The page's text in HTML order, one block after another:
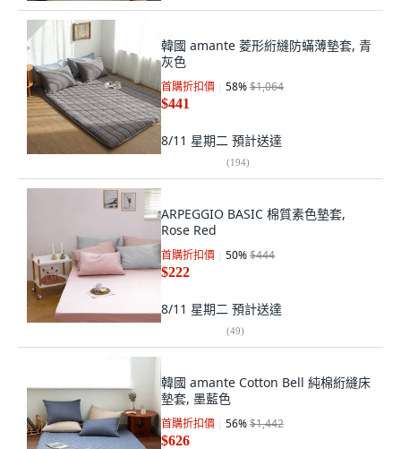
韓國 amante 菱形絎縫防蟎薄墊套, 青
灰色
首購折扣價 58%$1,064
$441
8/11 星期二 預計送達
(194)
ARPEGGIO BASIC 棉質素色墊套,
Rose Red
首購折扣價 50%$444
$222
8/11 星期二 預計送達
(49)
韓國 amante Cotton Bell 純棉絎縫床
墊套, 墨藍色
首購折扣價 56%$1,442
$626